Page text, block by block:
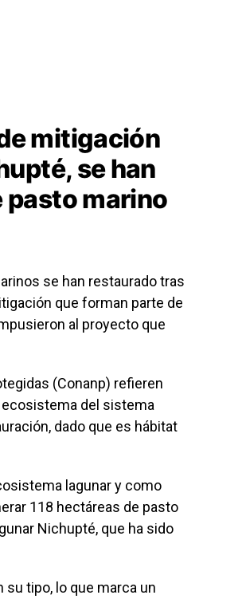
mitigación
se han
pasto marino
se han restaurado tras
que forman parte de
al proyecto que
(Conanp) refieren
del sistema
dado que es hábitat
lagunar y como
118 hectáreas de pasto
Nichupté, que ha sido
tipo, lo que marca un